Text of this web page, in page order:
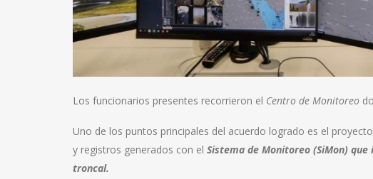
Los funcionarios presentes recorrieron el Centro de Monitoreo
Uno de los puntos principales del acuerdo logrado es el
y registros generados con el Sistema de Monitoreo (SiMon)
troncal.